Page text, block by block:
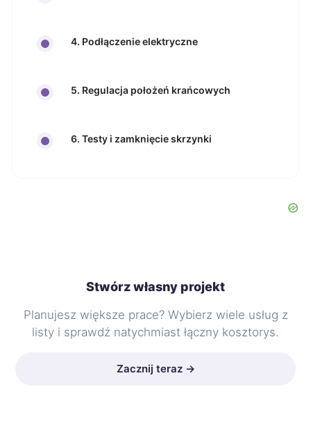
4. Podłączenie elektryczne
5. Regulacja położeń krańcowych
6. Testy i zamknięcie skrzynki
Stwórz własny projekt
Planujesz większe prace? Wybierz wiele usług z
listy i sprawdź natychmiast łączny kosztorys.
Zacznij teraz →